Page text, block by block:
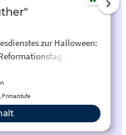
zur Halloween:
mit den
oft durch Halloween
Primarstufe